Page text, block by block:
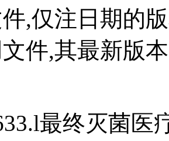
,仅注日期的
件,其最新版
最终灭菌医